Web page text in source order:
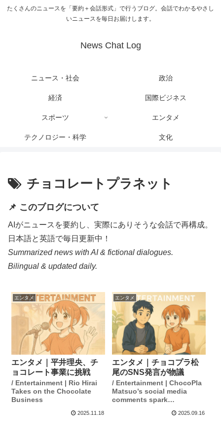
たくさんのニュースを「要約＋会話形式」で行うブログ。会話でわかるやさし
いニュースを毎日お届けします。
News Chat Log
ニュース・社会 政治
経済 国際ビジネス
スポーツ エンタメ
テクノロジー・科学 文化
チョコレートプラネット
📌 このブログについて
AIがニュースを要約し、実際にありそうな会話で再構成。
日本語と英語で毎日更新中！
Summarized news with AI & fictional dialogues.
Bilingual & updated daily.
エンタメ
エンタメ｜平井理央、チ
ョコレート事業に挑戦
/ Entertainment | Rio Hirai
Takes on the Chocolate
Business
2025.11.18
エンタメ
エンタメ｜チョコプラ松
尾のSNS発言が物議
/ Entertainment | ChocoPla
Matsuo’s social media
comments spark
2025.09.16